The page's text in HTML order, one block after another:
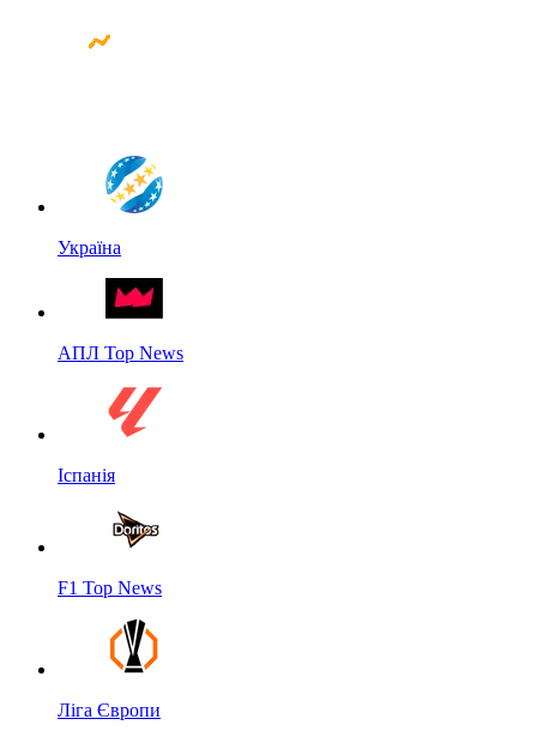
Україна
АПЛ Top News
Іспанія
F1 Top News
Ліга Європи